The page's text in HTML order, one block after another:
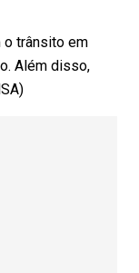
o trânsito em
Além disso,